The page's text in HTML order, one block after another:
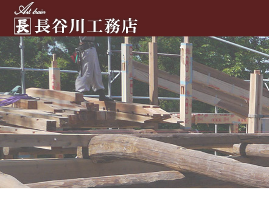
新潟・古民家
修復再生|長
谷川工務店